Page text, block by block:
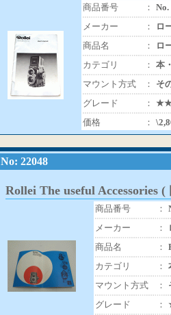
商品番号 ： No.
メーカー
：
ロ
商品名
：
ロ
カテゴリ
： 本
マウント方式
：
そ
グレード
：
価格
：
No: 22048
Rollei The useful Accessories
商品番号 ：
メーカー
：
商品名
：
カテゴリ
：
マウント方式
：
グレード
：